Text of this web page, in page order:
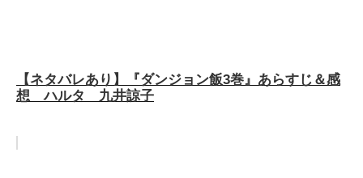
【ネタバレあり】『ダンジョン飯3巻』あらすじ＆感
想 ハルタ 九井諒子